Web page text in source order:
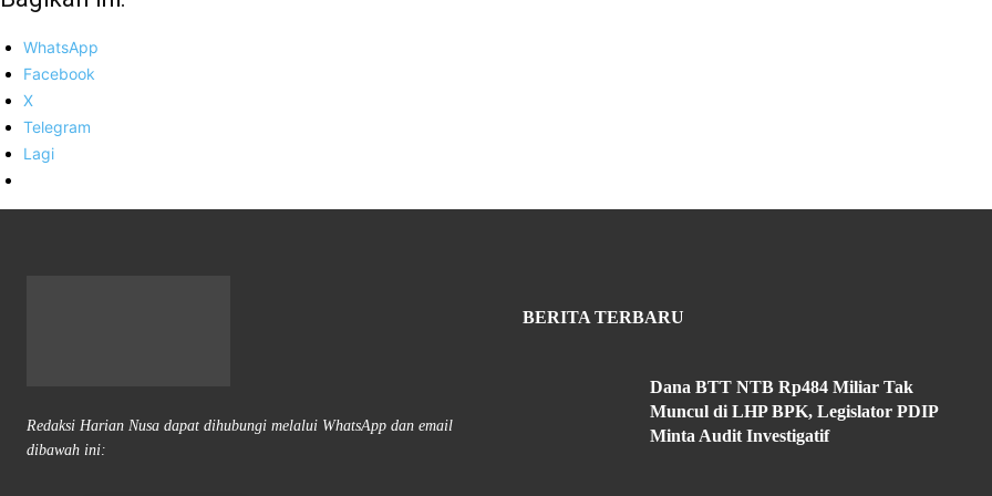
WhatsApp
Facebook
X
Telegram
Lagi
Redaksi Harian Nusa dapat dihubungi melalui WhatsApp dan email
dibawah ini:
BERITA TERBARU
Dana BTT NTB Rp484 Miliar Tak
Muncul di LHP BPK, Legislator PDIP
Minta Audit Investigatif